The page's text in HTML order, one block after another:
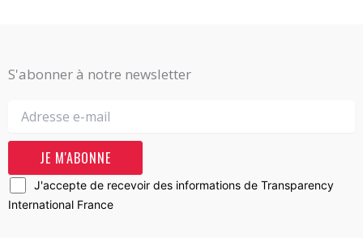
S'abonner à notre newsletter
J'accepte de recevoir des informations de Transparency
International France